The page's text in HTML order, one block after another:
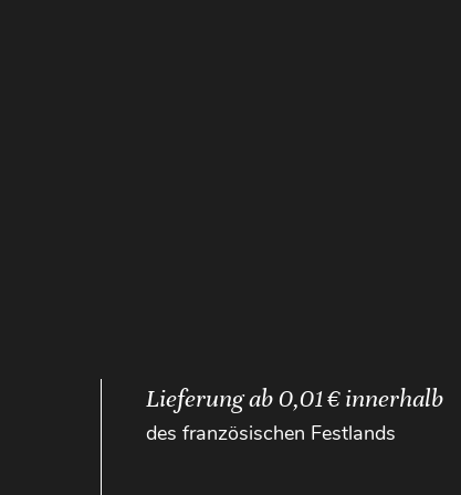
Lieferung ab 0,01 € innerhalb
des französischen Festlands